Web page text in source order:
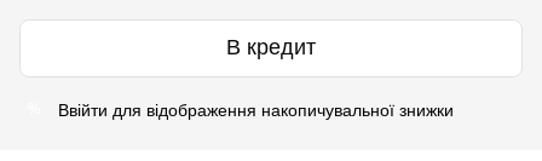
В кредит
Ввійти для відображення накопичувальної знижки